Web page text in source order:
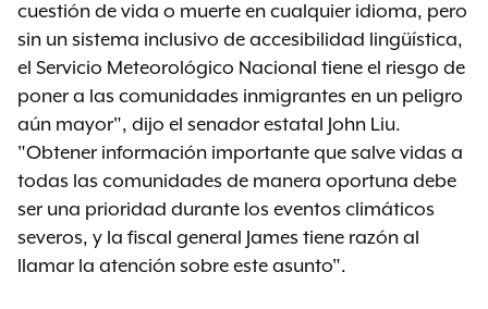
cuestión de vida o muerte en cualquier idioma, pero
sin un sistema inclusivo de accesibilidad lingüística,
el Servicio Meteorológico Nacional tiene el riesgo de
poner a las comunidades inmigrantes en un peligro
aún mayor", dijo el senador estatal John Liu.
"Obtener información importante que salve vidas a
todas las comunidades de manera oportuna debe
ser una prioridad durante los eventos climáticos
severos, y la fiscal general James tiene razón al
llamar la atención sobre este asunto".